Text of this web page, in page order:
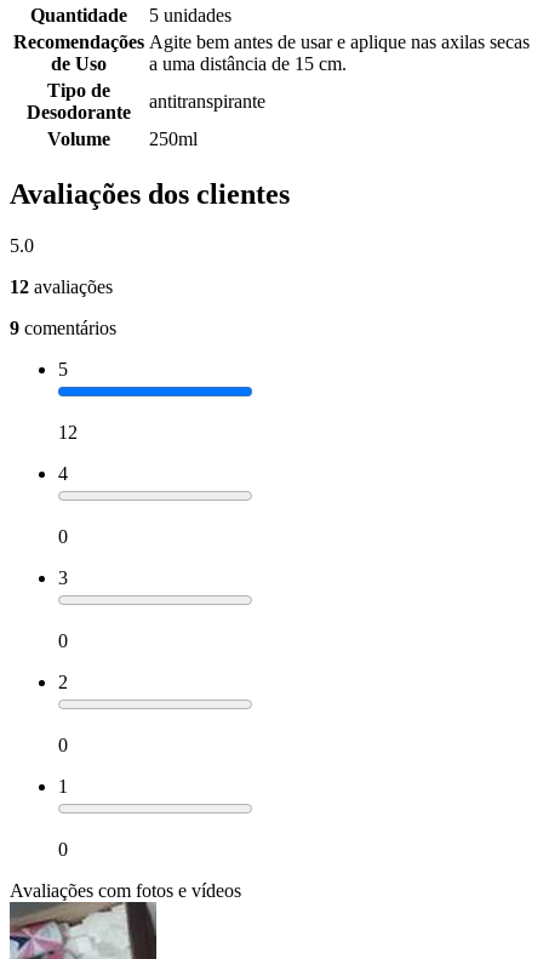
Quantidade
5 unidades
Recomendações
de Uso
Agite bem antes de usar e aplique nas axilas secas
a uma distância de 15 cm.
Tipo de
Desodorante
antitranspirante
Volume
250ml
Avaliações dos clientes
5.0
12 avaliações
9 comentários
5
12
4
0
3
0
2
0
1
0
Avaliações com fotos e vídeos